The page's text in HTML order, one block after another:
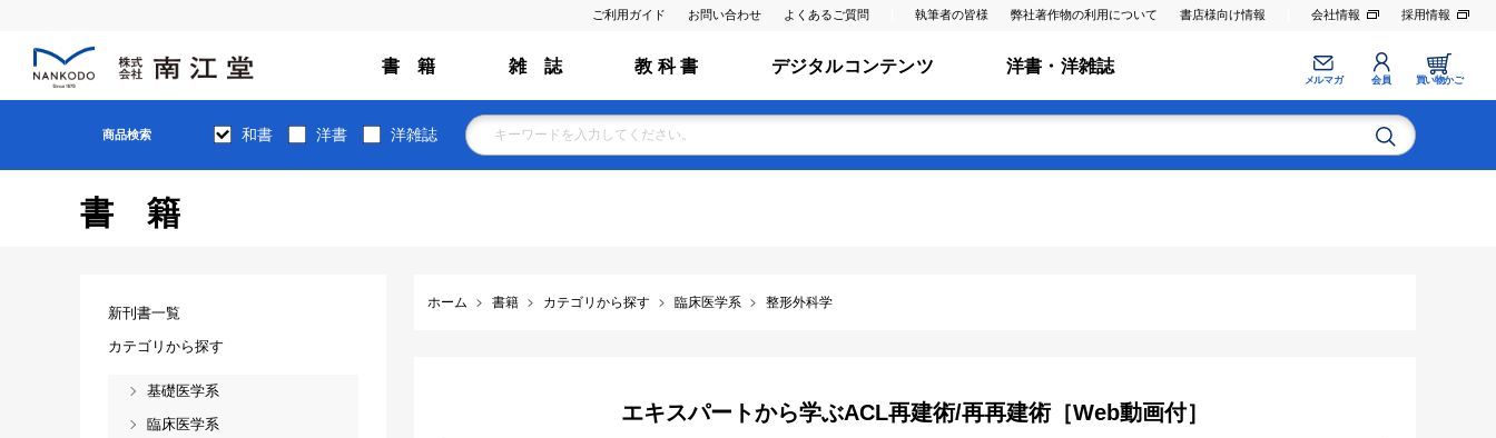
ご利用ガイド お問い合わせ よくあるご質問 執筆者の皆様 弊社著作物の利用について 書店様向け情報 会社情報 採用情報
書 籍 雑 誌 教 科 書 デジタルコンテンツ 洋書・洋雑誌
メルマガ 会員 買い物かご
商品検索 和書 洋書 洋雑誌
書籍
ホーム 書籍 カテゴリから探す 臨床医学系 整形外科学
エキスパートから学ぶACL再建術/再再建術［Web動画付］
新刊書一覧
カテゴリから探す
基礎医学系
臨床医学系